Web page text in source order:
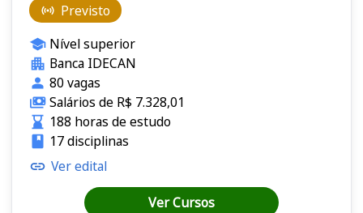
Previsto
Nível superior
Banca IDECAN
80 vagas
Salários de R$ 7.328,01
188 horas de estudo
17 disciplinas
Ver edital
Ver Cursos